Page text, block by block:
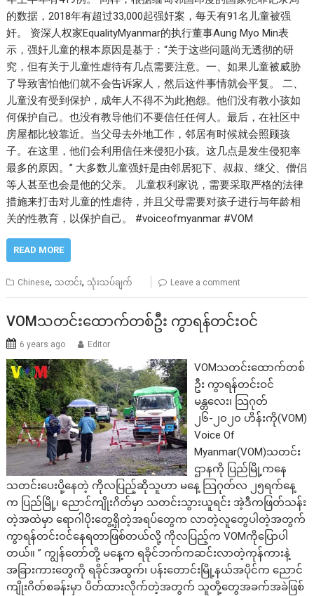
的数据，2018年有超过33,000起强奸案，每天有91名儿童被强
奸。 资深人权家EqualityMyanmar的执行董事Aung Myo Min表
示，强奸儿童的根本原因是基于：“关于这些问题尚无透彻的研
究，但有关于儿童性虐待有几点需要注意。一、如果儿童被威胁
了导致害怕他们就不会告诉家人，然后这件事情就会平复。 二、
儿童没有受到保护，成年人不得不为此抱怨。他们没有教小孩如
何保护自己。也没有教导他们不要信任任何人。最后，在社区中
房屋都比较靠近。当父母去外地工作，邻居有时候就会照顾孩
子。在这里，他们会利用信任来侵犯小孩。这几点是发生侵犯率
最多的原因。” 大多数儿童强奸是由邻居犯下、叔叔、继父、僧侣
等人甚至也会是他的父亲。 儿童权利家说，需要采取严格的法律
措施来打击对儿童的性虐待，并且父母需要对孩子进行与年龄相
关的性教育，以保护自己。 #voiceofmyanmar #VOM
READ MORE
Chinese, သတင်း, သုံးသပ်ချက် Leave a comment
VOMသတင်းထောက်တစ်ဦး ကွာရန်တင်းဝင်
6 years ago Editor
VOMသတင်းထောက်တစ်
ဦး ကွာရန်တင်းဝင်
မန္တလေး၊ သြဂုတ်
၂၆-၂၀၂၀ ဟိန်းကို(VOM)
Voice Of
Myanmar(VOM)သတင်း
ဌာနကို ပြည်မြို့ကနေ
သတင်းပေးပို့နေတဲ့ ကိုလပြည့်ဆိုသူဟာ မနေ့ သြဂုတ်လ ၂၅ရက်နေ့
က ပြည်မြို့၊ ညောင်ကျိုးဂိတ်မှာ သတင်းသွားယူရင်း အဲ့ဒီကဖြတ်သန်း
တဲ့အထဲမှာ ရောဂါပိုးတွေ့ရှိတဲ့အရပ်တွေက လာတဲ့လူတွေပါတဲ့အတွက်
ကွာရန်တင်းဝင်နေရတာဖြစ်တယ်လို့ ကိုလပြည့်က VOMကိုပြောပါ
တယ်။ ” ကျွန်တော်တို့ မနေ့က ရခိုင်ဘက်ကဆင်းလာတဲ့ကုန်ကားနဲ့
အခြားကားတွေကို ရခိုင်အထွက်၊ ပန်းတောင်းမြို့နယ်အပိုင်က ညောင်
ကျိုးဂိတ်စခန်းမှာ ပိတ်ထားလိုက်တဲ့အတွက် သူတို့တွေအခက်အခဲဖြစ်